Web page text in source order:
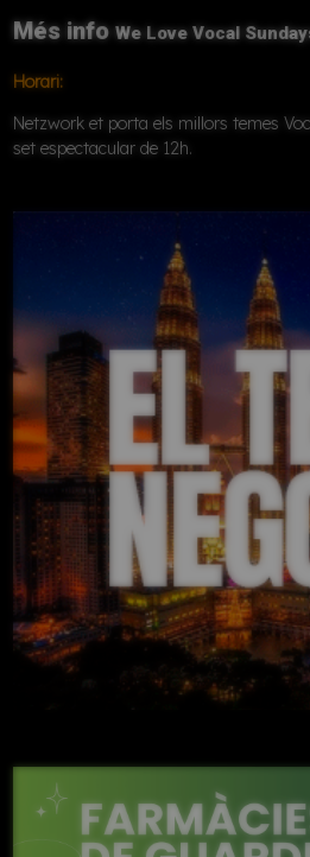
Més info We Love Vocal
Horari:
Netzwork et porta els millors temes
set espectacular de 12h.